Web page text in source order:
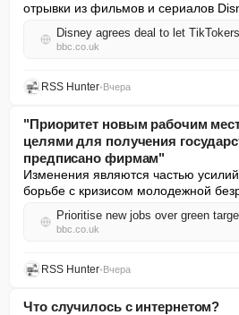
отрывки из фильмов и сериалов
bbc.co.uk
RSS Hunter•Вчера
"Приоритет новым рабочим
целями для получения
предписано фирмам"
Изменения являются частью
борьбе с кризисом молодежной
bbc.co.uk
RSS Hunter•Вчера
Что случилось с интернетом?